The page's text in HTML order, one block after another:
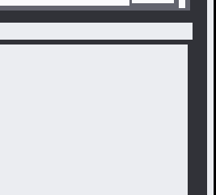
「あい」は1/8までに元の世界
に戻ることはできるだろうか....